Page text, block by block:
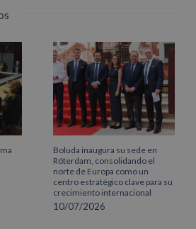
Boluda inaugura su sede en
Róterdam, consolidando el
norte de Europa como un
centro estratégico clave para su
crecimiento internacional
10/07/2026